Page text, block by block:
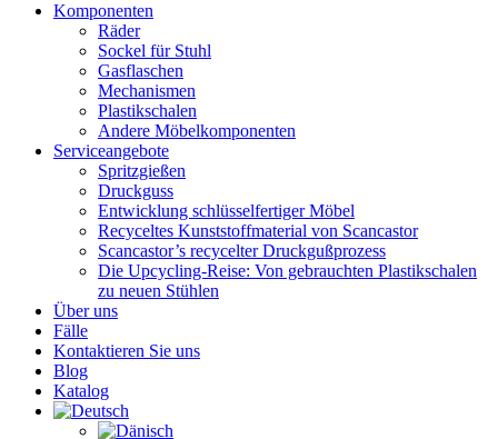
Komponenten
Räder
Sockel für Stuhl
Gasflaschen
Mechanismen
Plastikschalen
Andere Möbelkomponenten
Serviceangebote
Spritzgießen
Druckguss
Entwicklung schlüsselfertiger Möbel
Recyceltes Kunststoffmaterial von Scancastor
Scancastor’s recycelter Druckgußprozess
Die Upcycling-Reise: Von gebrauchten Plastikschalen
zu neuen Stühlen
Über uns
Fälle
Kontaktieren Sie uns
Blog
Katalog